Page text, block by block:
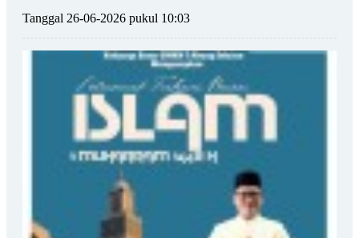
Tanggal 26-06-2026 pukul 10:03